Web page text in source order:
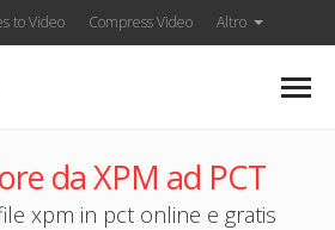
to Video Compress Video Altro
da XPM ad PCT
xpm in pct online e gratis